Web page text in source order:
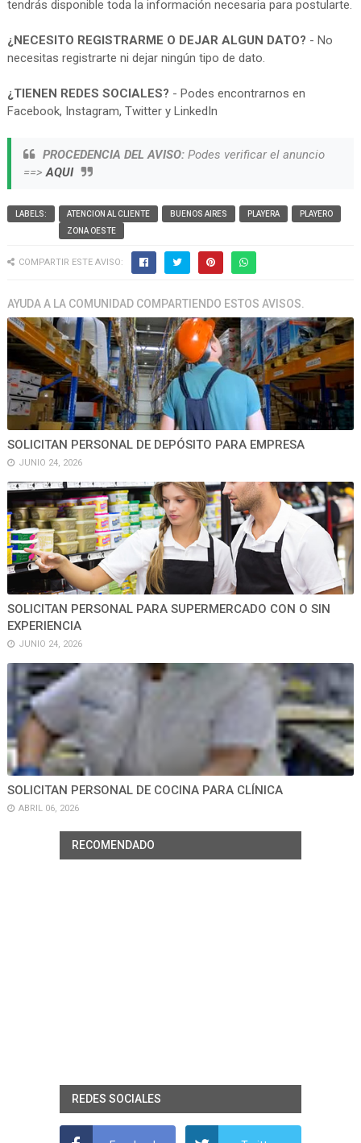
tendrás disponible toda la información necesaria para postularte.
¿NECESITO REGISTRARME O DEJAR ALGUN DATO? - No
necesitas registrarte ni dejar ningún tipo de dato.
¿TIENEN REDES SOCIALES? - Podes encontrarnos en
Facebook, Instagram, Twitter y LinkedIn
PROCEDENCIA DEL AVISO:Podes verificar el anuncio
==>AQUI
LABELS: ATENCION AL CLIENTE BUENOS AIRES PLAYERA
PLAYERO
ZONA OESTE
COMPARTIR ESTE AVISO:
AYUDA A LA COMUNIDAD COMPARTIENDO ESTOS AVISOS.
SOLICITAN PERSONAL DE DEPÓSITO PARA EMPRESA
JUNIO 24, 2026
SOLICITAN PERSONAL PARA SUPERMERCADO CON O SIN
EXPERIENCIA
JUNIO 24, 2026
SOLICITAN PERSONAL DE COCINA PARA CLÍNICA
ABRIL 06, 2026
RECOMENDADO
REDES SOCIALES